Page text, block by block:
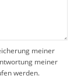
meiner
meiner
werden.